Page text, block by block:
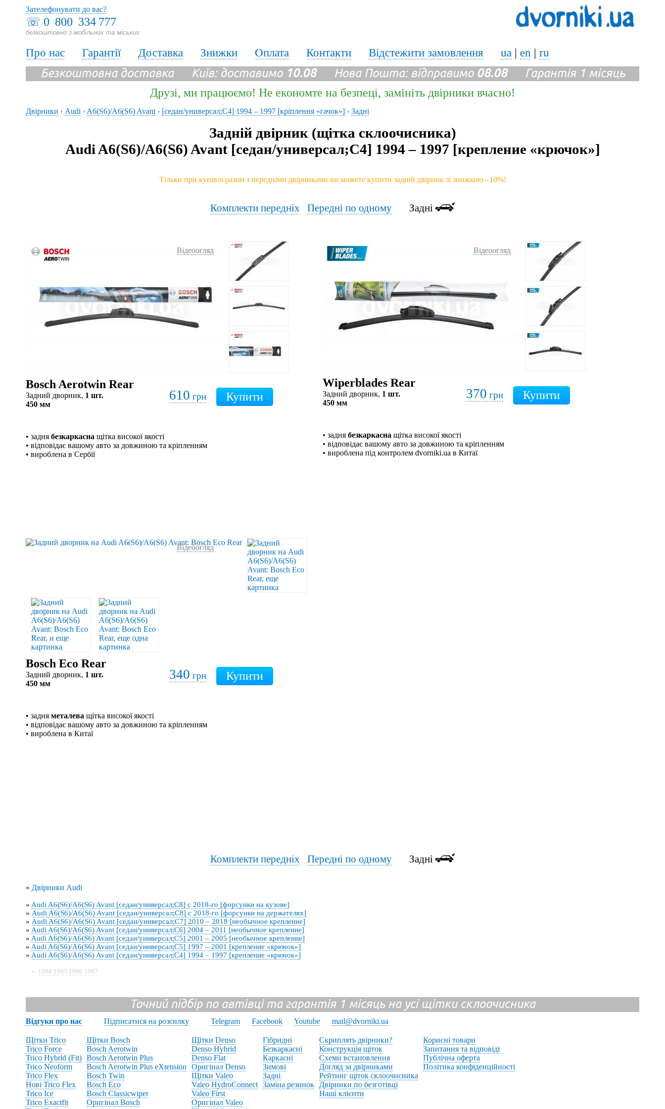
☏ 0 800 334 777
безкоштовно з мобільних та міських
Зателефонувати до вас?
Про нас Гарантії Доставка Знижки Оплата Контакти Відстежити замовлення ua | en | ru
Безкоштовна доставка Київ: доставимо 10.08Нова Пошта: відправимо 08.08Гарантія 1 місяць
Друзі, ми працюємо! Не економте на безпеці, замініть двірники вчасно!
Двірники › Audi › A6(S6)/A6(S6) Avant › [седан/универсал;C4] 1994 – 1997 [кріплення «гачок»] › Задні
Задній двірник (щітка склоочисника)
Audi A6(S6)/A6(S6) Avant [седан/универсал;C4] 1994 – 1997 [крепление «крючок»]
Тільки при купівлі разом з передніми двірниками ви можете купити задній двірник зі знижкою –10%!
Комплекти передніх Передні по одномуЗадні
Відеоогляд
Bosch Aerotwin Rear
Задний дворник, 1 шт.
450 мм
610 грн
• задня безкаркасна щітка високої якості
• відповідає вашому авто за довжиною та кріпленням
• вироблена в Сербії
Відеоогляд
Wiperblades Rear
Задний дворник, 1 шт.
450 мм
370 грн
• задня безкаркасна щітка високої якості
• відповідає вашому авто за довжиною та кріпленням
• вироблена під контролем dvorniki.ua в Китаї
Відеоогляд
Bosch Eco Rear
Задний дворник, 1 шт.
450 мм
340 грн
• задня металева щітка високої якості
• відповідає вашому авто за довжиною та кріпленням
• вироблена в Китаї
Комплекти передніх Передні по одномуЗадні
« Двірники Audi
» Audi A6(S6)/A6(S6) Avant [седан/универсал;C8] с 2018-го [форсунки на кузове]
» Audi A6(S6)/A6(S6) Avant [седан/универсал;C8] с 2018-го [форсунки на держателях]
» Audi A6(S6)/A6(S6) Avant [седан/универсал;C7] 2010 – 2018 [необычное крепление]
» Audi A6(S6)/A6(S6) Avant [седан/универсал;C6] 2004 – 2011 [необычное крепление]
» Audi A6(S6)/A6(S6) Avant [седан/универсал;C5] 2001 – 2005 [необычное крепление]
» Audi A6(S6)/A6(S6) Avant [седан/универсал;C5] 1997 – 2001 [крепление «крючок»]
» Audi A6(S6)/A6(S6) Avant [седан/универсал;C4] 1994 – 1997 [крепление «крючок»]
» 1994 1995 1996 1997
Точний підбір по автівці та гарантія 1 місяць на усі щітки склоочисника
Відгуки про нас Підписатися на розсилку Telegram Facebook Youtube mail@dvorniki.ua
Щітки Trico
Trico Force
Trico Hybrid (Fit)
Trico Neoform
Trico Flex
Нові Trico Flex
Trico Ice
Trico Exactfit
Щітки Bosch
Bosch Aerotwin
Bosch Aerotwin Plus
Bosch Aerotwin Plus eXtension
Bosch Twin
Bosch Eco
Bosch Classicwiper
Оригінал Bosch
Щітки Denso
Denso Hybrid
Denso Flat
Оригінал Denso
Щітки Valeo
Valeo HydroConnect
Valeo First
Оригінал Valeo
Гібридні
Безкаркасні
Каркасні
Зимові
Задні
Заміна резинок
Скриплять двірники?
Конструкція щіток
Схеми встановлення
Догляд за двірниками
Рейтинг щіток склоочисника
Двірники по безготівці
Наші клієнти
Корисні товари
Запитання та відповіді
Публічна оферта
Політика конфіденційності